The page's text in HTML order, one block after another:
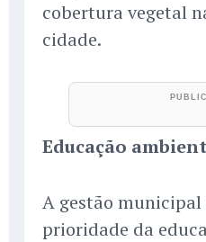
cobertura vegetal
cidade.
Educação
A gestão
prioridade da